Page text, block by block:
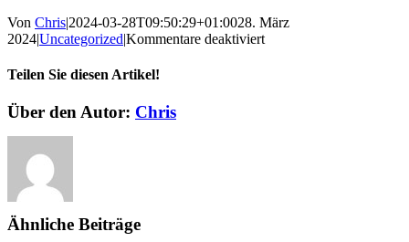
Von Chris|2024-03-28T09:50:29+01:0028. März
2024|Uncategorized|Kommentare deaktiviertfür
Teilen Sie diesen Artikel!
Facebook
Twitter
Reddit
LinkedIn
WhatsApp
Telegram
Tumblr
Pinterest
Vk
Xing
E-
Über den Autor: Chris
Ähnliche Beiträge